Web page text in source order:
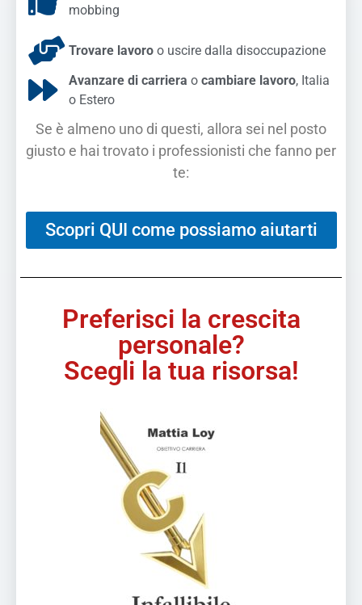
mobbing
Trovare lavoro o uscire dalla disoccupazione
Avanzare di carriera o cambiare lavoro, Italia
o Estero
Se è almeno uno di questi, allora sei nel posto
giusto e hai trovato i professionisti che fanno per
te:
Scopri QUI come possiamo aiutarti
Preferisci la crescita
personale?
Scegli la tua risorsa!